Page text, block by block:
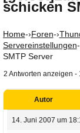
schicken
Home-›Foren-›
Servereinstellungen
SMTP Server
2 Antworten anzeigen -
Autor
14. Juni 2007 um
Newsletter
kostenlos.
Der ständig
Tipps zu
Email für Sie
Wie z.B.
GMail,
oder auch